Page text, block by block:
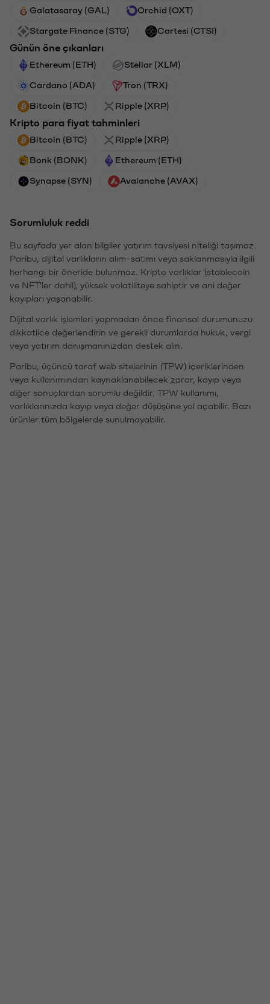
Galatasaray (GAL) Orchid (OXT)
Stargate Finance (STG) Cartesi (CTSI)
Günün öne çıkanları
Ethereum (ETH) Stellar (XLM)
Cardano (ADA) Tron (TRX)
Bitcoin (BTC) Ripple (XRP)
Kripto para fiyat tahminleri
Bitcoin (BTC) Ripple (XRP)
Bonk (BONK) Ethereum (ETH)
Synapse (SYN) Avalanche (AVAX)
Sorumluluk reddi
Bu sayfada yer alan bilgiler yatırım tavsiyesi niteliği taşımaz.
Paribu, dijital varlıkların alım-satımı veya saklanmasıyla ilgili
herhangi bir öneride bulunmaz. Kripto varlıklar (stablecoin
ve NFT'ler dahil), yüksek volatiliteye sahiptir ve ani değer
kayıpları yaşanabilir.
Dijital varlık işlemleri yapmadan önce finansal durumunuzu
dikkatlice değerlendirin ve gerekli durumlarda hukuk, vergi
veya yatırım danışmanınızdan destek alın.
Paribu, üçüncü taraf web sitelerinin (TPW) içeriklerinden
veya kullanımından kaynaklanabilecek zarar, kayıp veya
diğer sonuçlardan sorumlu değildir. TPW kullanımı,
varlıklarınızda kayıp veya değer düşüşüne yol açabilir. Bazı
ürünler tüm bölgelerde sunulmayabilir.